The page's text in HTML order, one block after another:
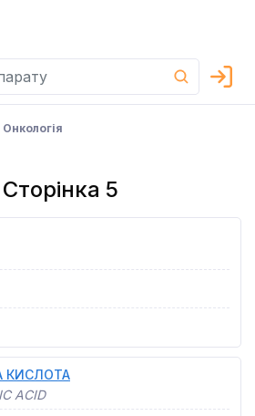
Онкологія
5
КИСЛОТА
ACID